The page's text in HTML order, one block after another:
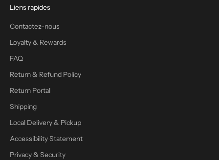
Liens rapides
Contactez-nous
Loyalty & Rewards
FAQ
Return & Refund Policy
Return Portal
Shipping
Local Delivery & Pickup
Accessibility Statement
Privacy & Security